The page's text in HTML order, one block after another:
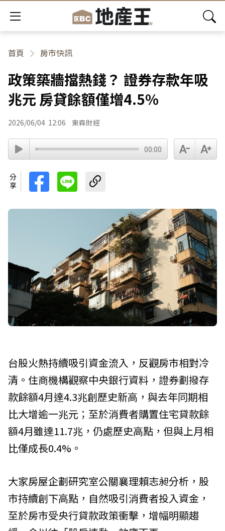
首頁 房市快訊
政策築牆擋熱錢？ 證券存款年吸
兆元 房貸餘額僅增4.5%
2026/06/04 12:06 東森財經
00:00
分享
台股火熱持續吸引資金流入，反觀房市相對冷
清。住商機構觀察中央銀行資料，證券劃撥存
款餘額4月達4.3兆創歷史新高，與去年同期相
比大增逾一兆元；至於消費者購置住宅貸款餘
額4月雖達11.7兆，仍處歷史高點，但與上月相
比僅成長0.4%。
大家房屋企劃研究室公關襄理賴志昶分析，股
市持續創下高點，自然吸引消費者投入資金，
至於房市受央行貸款政策衝擊，增幅明顯趨